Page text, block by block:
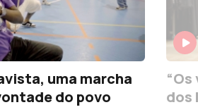
uma marcha
do povo
dos